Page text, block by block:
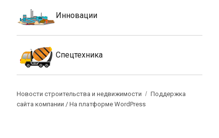
Инновации
Спецтехника
Новости строительства и недвижимости
Поддержка
сайта компании /На платформе WordPress